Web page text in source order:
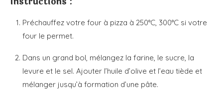
Préchauffez votre four à pizza à 250°C, 300°C si votre
four le permet.
Dans un grand bol, mélangez la farine, le sucre, la
levure et le sel. Ajouter l’huile d’olive et l’eau tiède et
mélanger jusqu’à formation d’une pâte.